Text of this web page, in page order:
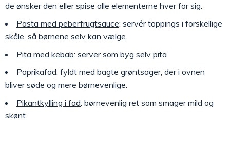
de ønsker den eller spise alle elementerne hver for sig.
Pasta med peberfrugtsauce: servér toppings i forskellige
skåle, så børnene selv kan vælge.
Pita med kebab: server som byg selv pita
Paprikafad: fyldt med bagte grøntsager, der i ovnen
bliver søde og mere børnevenlige.
Pikantkylling i fad: børnevenlig ret som smager mild og
skønt.